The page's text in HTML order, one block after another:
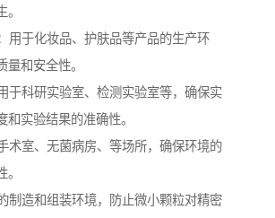
用于化妆品、护肤品等产品的生产环
量和安全性。
于科研实验室、检测实验室等，确保实
和实验结果的准确性。
术室、无菌病房、等场所，确保环境的
制造和组装环境，防止微小颗粒对精密